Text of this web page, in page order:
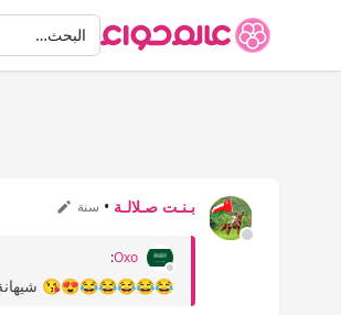
البحثالبحث…
بـنـت صـلالـة • سنة
Oxo
:
😂😂😂😂😂😍😘 شيهانة